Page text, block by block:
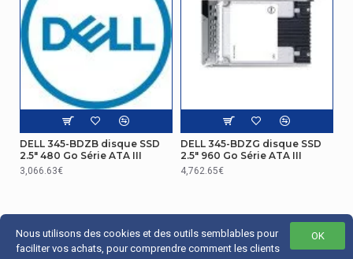
DELL 345-BDZB disque SSD
2.5" 480 Go Série ATA III
3,066.63€
DELL 345-BDZG disque SSD
2.5" 960 Go Série ATA III
4,762.65€
OK
Nous utilisons des cookies et des outils semblables pour
faciliter vos achats, pour comprendre comment les clients